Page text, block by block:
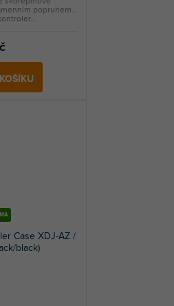
popruhem,
Case XDJ-AZ /
black)